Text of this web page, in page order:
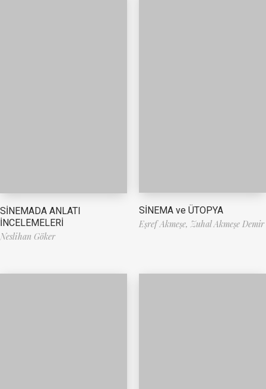
SİNEMADA ANLATI
İNCELEMELERİ
Neslihan Göker
SİNEMA ve ÜTOPYA
Eşref Akmeşe, Zuhal Akmeşe Demir